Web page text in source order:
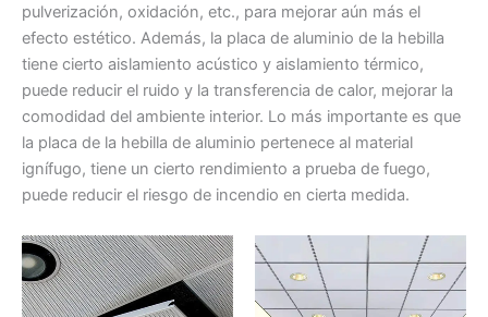
pulverización, oxidación, etc., para mejorar aún más el
efecto estético. Además, la placa de aluminio de la hebilla
tiene cierto aislamiento acústico y aislamiento térmico,
puede reducir el ruido y la transferencia de calor, mejorar la
comodidad del ambiente interior. Lo más importante es que
la placa de la hebilla de aluminio pertenece al material
ignífugo, tiene un cierto rendimiento a prueba de fuego,
puede reducir el riesgo de incendio en cierta medida.